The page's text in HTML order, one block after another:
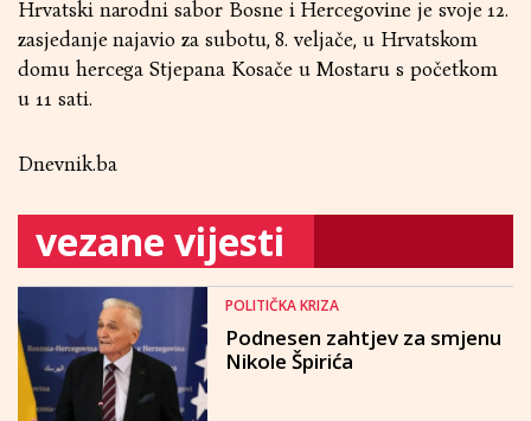
Hrvatski narodni sabor Bosne i Hercegovine je svoje 12.
zasjedanje najavio za subotu, 8. veljače, u Hrvatskom
domu hercega Stjepana Kosače u Mostaru s početkom
u 11 sati.
Dnevnik.ba
vezane vijesti
POLITIČKA KRIZA
Podnesen zahtjev za smjenu
Nikole Špirića